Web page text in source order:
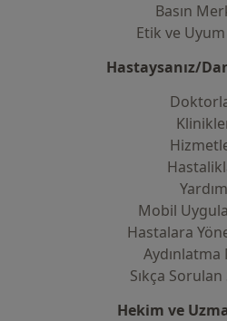
Basın
Etik ve Uyum
Hastaysanız/
Yardım
Mobil
Hastalara
Aydınlatma
Sıkça
Hekim ve